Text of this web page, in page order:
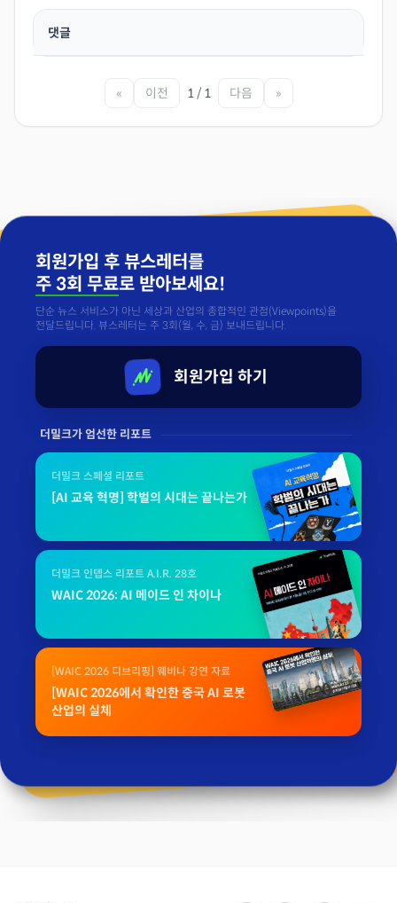
댓글
« 이전 1 / 1 다음 »
회원가입 후 뷰스레터를
주 3회 무료로 받아보세요!
단순 뉴스 서비스가 아닌 세상과 산업의 종합적인 관점(Viewpoints)을
전달드립니다. 뷰스레터는 주 3회(월, 수, 금) 보내드립니다.
회원가입 하기
더밀크가 엄선한 리포트
더밀크 스페셜 리포트
[AI 교육 혁명] 학벌의 시대는 끝나는가
더밀크 인뎁스 리포트 A.I.R. 28호
WAIC 2026: AI 메이드 인 차이나
[WAIC 2026 디브리핑] 웨비나 강연 자료
[WAIC 2026에서 확인한 중국 AI 로봇
산업의 실체